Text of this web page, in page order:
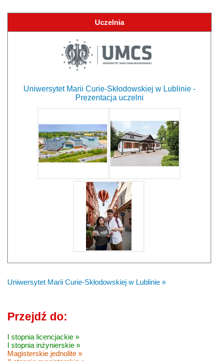
Uczelnia
Uniwersytet Marii Curie-Skłodowskiej w Lublinie -
Prezentacja uczelni
Uniwersytet Marii Curie-Skłodowskiej w Lublinie »
Przejdź do:
I stopnia licencjackie »
I stopnia inżynierskie »
Magisterskie jednolite »